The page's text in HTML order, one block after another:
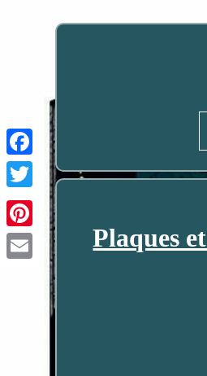
Plaques